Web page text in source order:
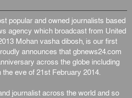
popular and owned journalists based
agency which broadcast from United
Mohan vasha dibosh, is our first
announces that gbnews24.com
across the globe including
the eve of 21st February 2014.
journalist across the world and so